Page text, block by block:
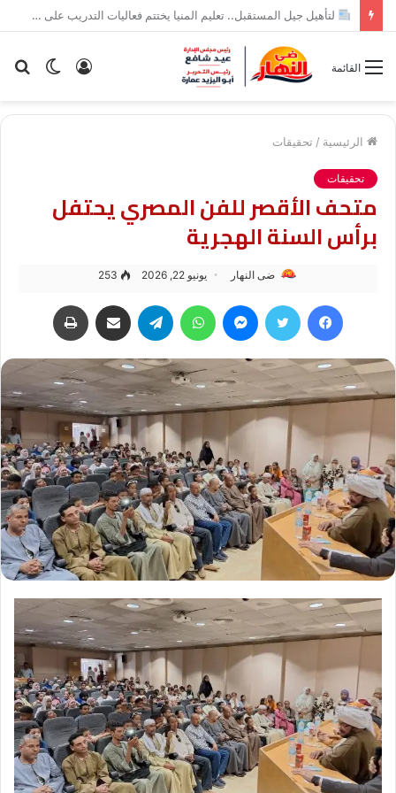
“هربًا من الحر”.. مياه النيل تبتلع شقيقين في أسوان
الوضع تسجيل
القائمة
الرئيسية / تحقيقات
تحقيقات
متحف الأقصر للفن المصري يحتفل
برأس السنة الهجرية
ضى النهار يونيو 22, 2026 253
فيسبوك تويتر ماسنجر واتساب تيلقرام مشاركة عبر البريد